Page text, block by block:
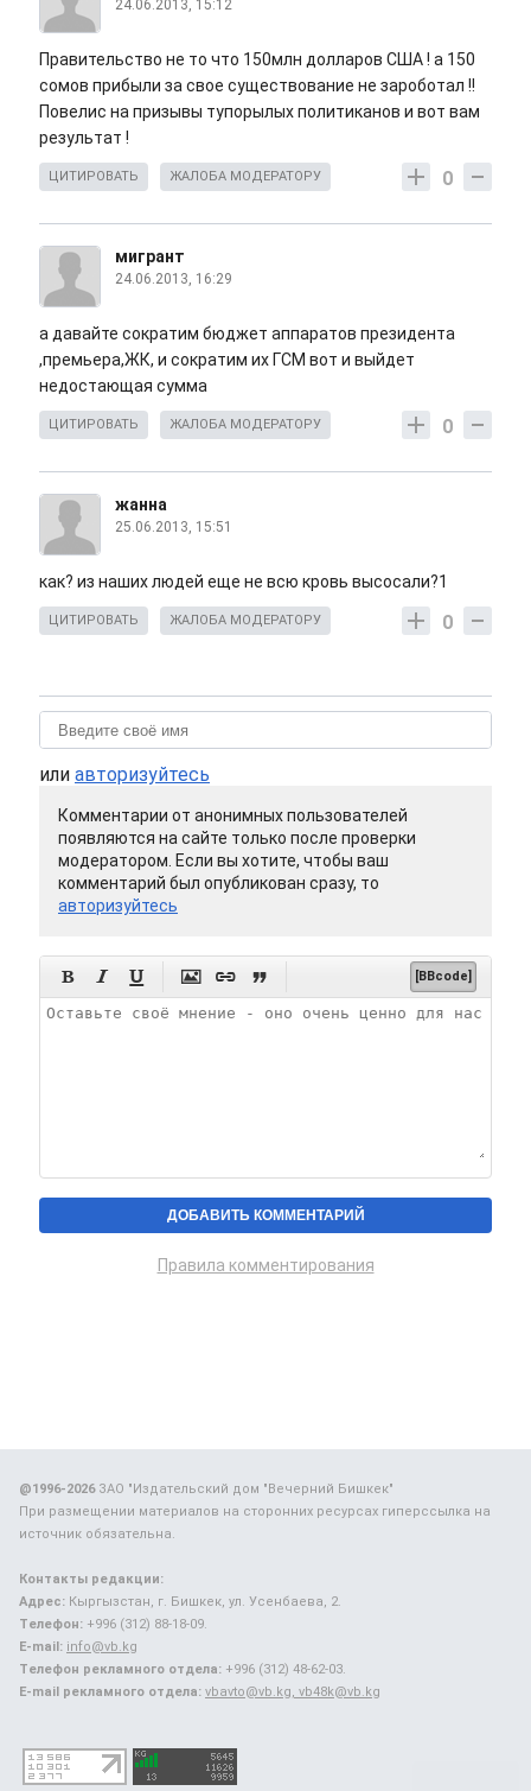
24.06.2013, 15:12
Правительство не то что 150млн долларов США ! а 150
сомов прибыли за свое существование не зароботал !!
Повелис на призывы тупорылых политиканов и вот вам
результат !
0
ЦИТИРОВАТЬ ЖАЛОБА МОДЕРАТОРУ
мигрант
24.06.2013, 16:29
а давайте сократим бюджет аппаратов президента
,премьера,ЖК, и сократим их ГСМ вот и выйдет
недостающая сумма
0
ЦИТИРОВАТЬ ЖАЛОБА МОДЕРАТОРУ
жанна
25.06.2013, 15:51
как? из наших людей еще не всю кровь высосали?1
0
ЦИТИРОВАТЬ ЖАЛОБА МОДЕРАТОРУ
или авторизуйтесь
Комментарии от анонимных пользователей
появляются на сайте только после проверки
модератором. Если вы хотите, чтобы ваш
комментарий был опубликован сразу, то
авторизуйтесь
      [BBcode]
Правила комментирования
@1996-2026ЗАО "Издательский дом "Вечерний Бишкек"
При размещении материалов на сторонних ресурсах гиперссылка на
источник обязательна.
Контакты редакции:
Адрес: Кыргызстан, г. Бишкек, ул. Усенбаева, 2.
Телефон: +996 (312) 88-18-09.
E-mail: info@vb.kg
Телефон рекламного отдела: +996 (312) 48-62-03.
E-mail рекламного отдела: vbavto@vb.kg, vb48k@vb.kg